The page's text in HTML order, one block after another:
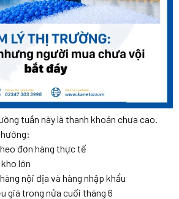
tuần này là thanh khoản chưa cao.
đơn hàng thực tế
lớn
nội địa và hàng nhập khẩu
giá trong nửa cuối tháng 6